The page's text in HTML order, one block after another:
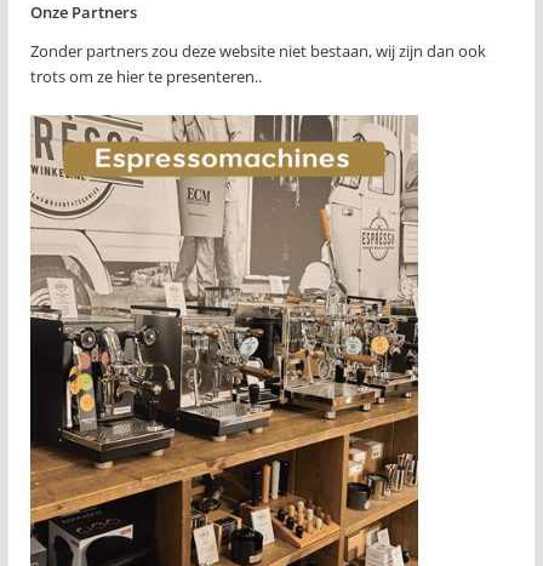
Onze Partners
Zonder partners zou deze website niet bestaan, wij zijn dan ook
trots om ze hier te presenteren..